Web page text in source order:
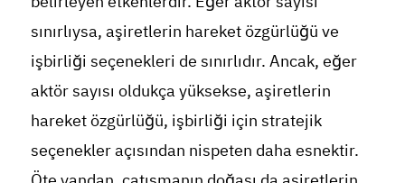
sınırlıysa, aşiretlerin hareket özgürlüğü ve
işbirliği seçenekleri de sınırlıdır. Ancak, eğer
aktör sayısı oldukça yüksekse, aşiretlerin
hareket özgürlüğü, işbirliği için stratejik
seçenekler açısından nispeten daha esnektir.